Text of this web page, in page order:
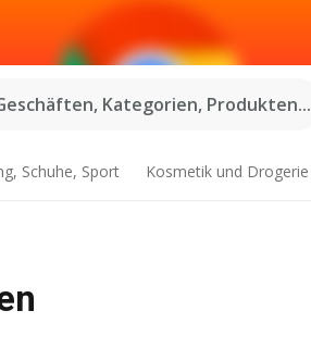
Kategorien, Produkten...
Schuhe, Sport Kosmetik und Drogerie